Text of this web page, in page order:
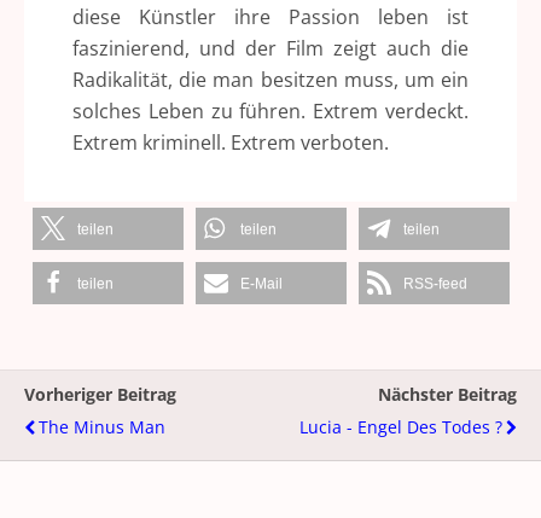
diese Künstler ihre Passion leben ist
faszinierend, und der Film zeigt auch die
Radikalität, die man besitzen muss, um ein
solches Leben zu führen. Extrem verdeckt.
Extrem kriminell. Extrem verboten.
teilen teilen teilen
teilen E-Mail RSS-feed
Vorheriger Beitrag
The Minus Man
Nächster Beitrag
Lucia - Engel Des Todes ?